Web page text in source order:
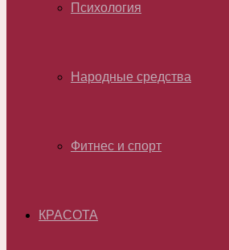
Психология
Народные средства
Фитнес и спорт
КРАСОТА